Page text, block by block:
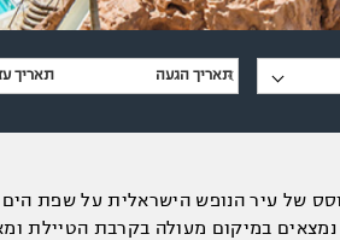
של עיר הנופש הישראלית על שפת
במיקום מעולה בקרבת הטיילת